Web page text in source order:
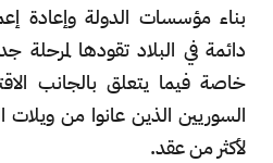
بناء مؤسسات الدولة وإعادة
دائمة في البلاد تقودها لمرحلة
خاصة فيما يتعلق بالجانب
السوريين الذين عانوا من
لأكثر من عقد.